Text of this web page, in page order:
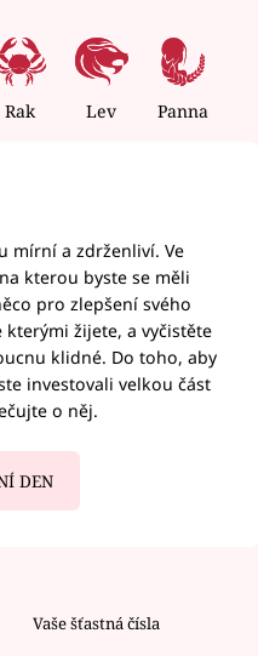
Rak Lev Panna
mírní a zdrženliví. Ve
kterou byste se měli
pro zlepšení svého
žijete, a vyčistěte
klidné. Do toho, aby
investovali velkou část
o něj.
DEN
Vaše šťastná čísla